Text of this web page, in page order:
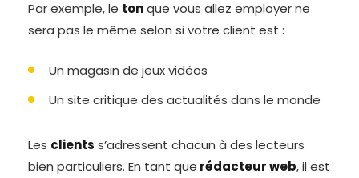
Par exemple, le tonque vous allez employer ne
sera pas le même selon si votre client est :
Un magasin de jeux vidéos
Un site critique des actualités dans le monde
Les clients s’adressent chacun à des lecteurs
bien particuliers. En tant que rédacteur web, il est